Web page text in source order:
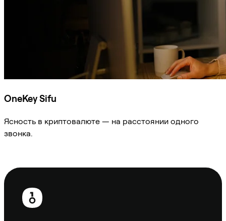
OneKey Sifu
Ясность в криптовалюте — на расстоянии одного
звонка.
Нижний
колонтитул